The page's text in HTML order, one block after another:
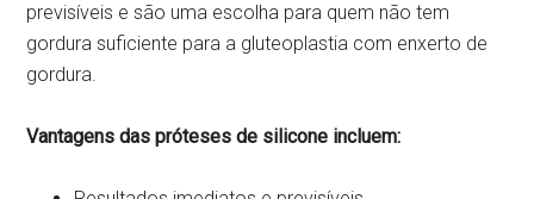
previsíveis e são uma escolha para quem não tem
gordura suficiente para a gluteoplastia com enxerto de
gordura.
Vantagens das próteses de silicone incluem: